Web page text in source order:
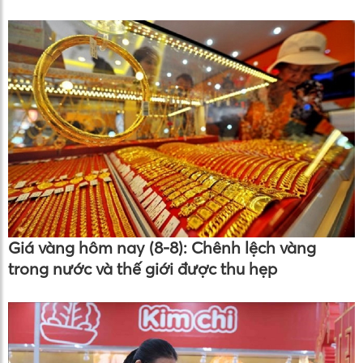
Giá vàng hôm nay (8-8): Chênh lệch vàng
trong nước và thế giới được thu hẹp